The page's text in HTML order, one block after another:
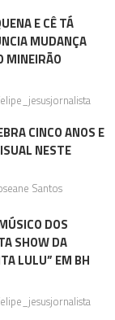
E CÊ TÁ
MUDANÇA
MINEIRÃO
CINCO ANOS E
NESTE
Santos
DOS
SHOW DA
LULU” EM BH